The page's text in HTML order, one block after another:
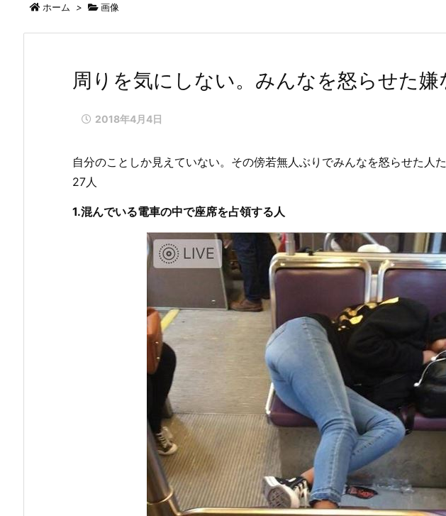
ホーム > 画像
周りを気にしない。みんなを怒らせた嫌
2018年4月4日
自分のことしか見えていない。その傍若無人ぶりでみんなを怒らせた人
27人
1.混んでいる電車の中で座席を占領する人